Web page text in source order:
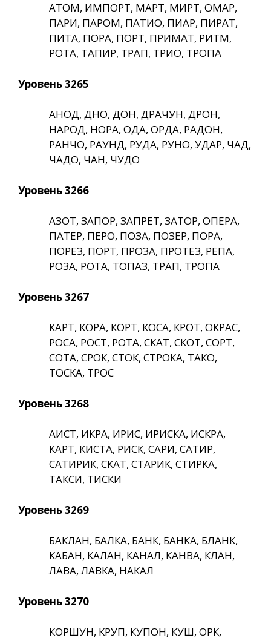
АТОМ, ИМПОРТ, МАРТ, МИРТ, ОМАР,
ПАРИ, ПАРОМ, ПАТИО, ПИАР, ПИРАТ,
ПИТА, ПОРА, ПОРТ, ПРИМАТ, РИТМ,
РОТА, ТАПИР, ТРАП, ТРИО, ТРОПА
Уровень 3265
АНОД, ДНО, ДОН, ДРАЧУН, ДРОН,
НАРОД, НОРА, ОДА, ОРДА, РАДОН,
РАНЧО, РАУНД, РУДА, РУНО, УДАР, ЧАД,
ЧАДО, ЧАН, ЧУДО
Уровень 3266
АЗОТ, ЗАПОР, ЗАПРЕТ, ЗАТОР, ОПЕРА,
ПАТЕР, ПЕРО, ПОЗА, ПОЗЕР, ПОРА,
ПОРЕЗ, ПОРТ, ПРОЗА, ПРОТЕЗ, РЕПА,
РОЗА, РОТА, ТОПАЗ, ТРАП, ТРОПА
Уровень 3267
КАРТ, КОРА, КОРТ, КОСА, КРОТ, ОКРАС,
РОСА, РОСТ, РОТА, СКАТ, СКОТ, СОРТ,
СОТА, СРОК, СТОК, СТРОКА, ТАКО,
ТОСКА, ТРОС
Уровень 3268
АИСТ, ИКРА, ИРИС, ИРИСКА, ИСКРА,
КАРТ, КИСТА, РИСК, САРИ, САТИР,
САТИРИК, СКАТ, СТАРИК, СТИРКА,
ТАКСИ, ТИСКИ
Уровень 3269
БАКЛАН, БАЛКА, БАНК, БАНКА, БЛАНК,
КАБАН, КАЛАН, КАНАЛ, КАНВА, КЛАН,
ЛАВА, ЛАВКА, НАКАЛ
Уровень 3270
КОРШУН, КРУП, КУПОН, КУШ, ОРК,